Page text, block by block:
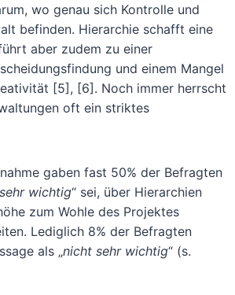
wo genau sich Kontrolle und
befinden. Hierarchie schafft eine
aber zudem zu einer
und einem Mangel
[5], [6]. Noch immer herrscht
oft ein striktes
gaben fast 50% der Befragten
sehr wichtig“ sei, über Hierarchien
zum Wohle des Projektes
Lediglich 8% der Befragten
als „nicht sehr wichtig“ (s.